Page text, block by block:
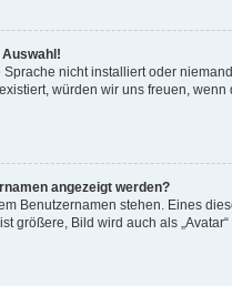
nicht installiert oder
würden wir uns freuen,
angezeigt werden?
Benutzernamen stehen. Eines
größere, Bild wird auch als